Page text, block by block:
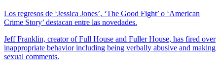
Los regresos de ‘Jessica Jones’, ‘The Good Fight’ o ‘American
Crime Story’ destacan entre las novedades.
Jeff Franklin, creator of Full House and Fuller House, has fired over
inappropriate behavior including being verbally abusive and making
sexual comments.